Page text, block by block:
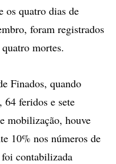
os quatro dias de
foram registrados
mortes.
Finados, quando
64 feridos e sete
mobilização, houve
10% nos números de
contabilizada